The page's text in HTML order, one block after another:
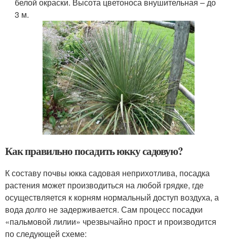
3 м.
Как правильно посадить юкку садовую?
К составу почвы юкка садовая неприхотлива, посадка
растения может производиться на любой грядке, где
осуществляется к корням нормальный доступ воздуха, а
вода долго не задерживается. Сам процесс посадки
«пальмовой лилии» чрезвычайно прост и производится
по следующей схеме: